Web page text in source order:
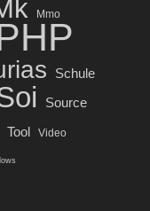
Mmo
Schule
Source
Tool Video